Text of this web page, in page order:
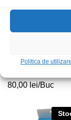
Politica de
Sursa universala
80,00lei/Buc